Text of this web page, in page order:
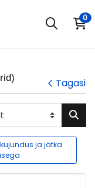
0
Tagasi
ja jätka